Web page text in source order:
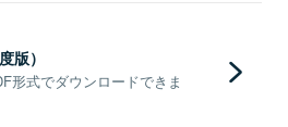
版）
形式でダウンロードできま